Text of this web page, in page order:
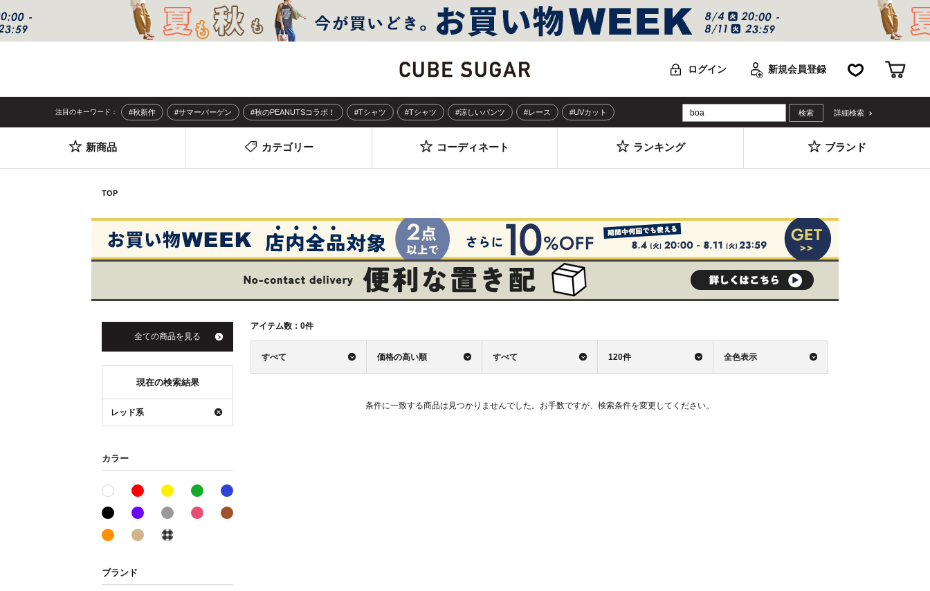
ログイン 新規会員登録 お気に入り
注目のキーワード： #秋新作 #サマーバーゲン #秋のPEANUTSコラボ！ #Tシャツ #Tシャツ #涼しいパンツ #レース #UVカット 詳細検索
新商品 カテゴリー コーディネート ランキング ブランド
TOP
アイテム数： 0件
すべて 価格の高い順 すべて 120件 全色表示
条件に一致する商品は見つかりませんでした。お手数ですが、検索条件を変更してください。
全ての商品を見る
現在の検索結果
レッド系
カラー
ホワイト系レッド系 イエロー系グリーン系
ブラック系パープル系グレー系 ピンク系
オレンジ系ベージュ系
ブランド